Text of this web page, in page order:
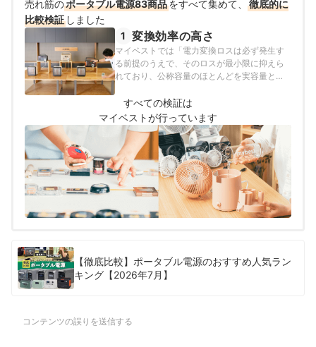
売れ筋のポータブル電源83商品をすべて集めて、
徹底的に
比較検証 しました
1 変換効率の高さ
マイベストでは「電力変換ロスは必ず発生す
る前提のうえで、そのロスが最小限に抑えら
れており、公称容量のほとんどを実容量とし
とし、その基準を90%以上と定めて以下の方
法で検証を行いました。
すべての検証は
マイベストが行っています
【徹底比較】ポータブル電源のおすすめ人気ラン
キング【2026年7月】
コンテンツの誤りを送信する